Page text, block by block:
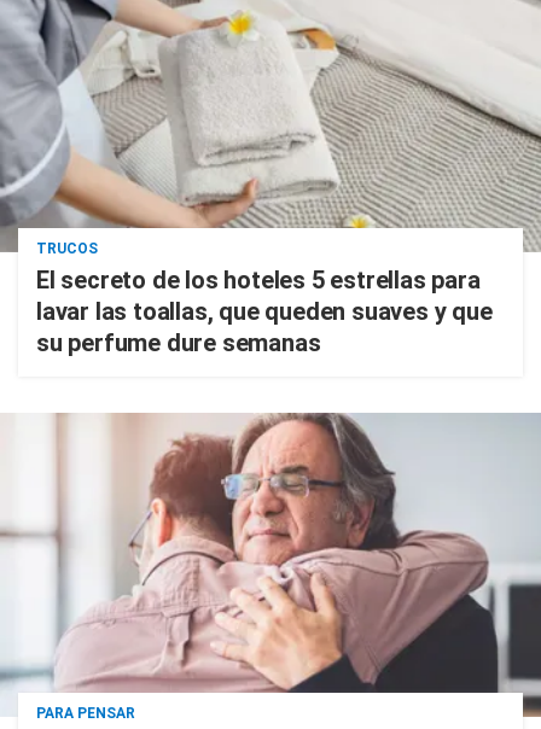
TRUCOS
El secreto de los hoteles 5 estrellas para
lavar las toallas, que queden suaves y que
su perfume dure semanas
PARA PENSAR